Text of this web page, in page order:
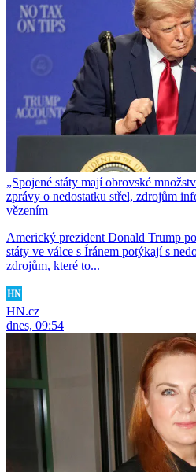
„Spojené státy mají obrovské
zprávy o nedostatku střel, zdrojům
vězením
Americký prezident Donald Trump
státy ve válce s Íránem potýkají s
zdrojům, které to...
HN.cz
dnes, 09:54